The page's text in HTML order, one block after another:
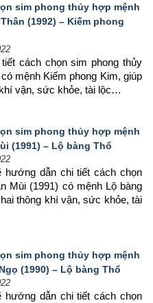
sim phong thủy hợp mệnh
(1992) – Kiếm phong
cách chọn sim phong thủy
mệnh Kiếm phong Kim, giúp
vận, sức khỏe, tài lộc…
sim phong thủy hợp mệnh
(1991) – Lộ bàng Thổ
hướng dẫn chi tiết cách chọn
Mùi (1991) có mệnh Lộ bàng
thông khí vận, sức khỏe, tài
sim phong thủy hợp mệnh
(1990) – Lộ bàng Thổ
hướng dẫn chi tiết cách chọn